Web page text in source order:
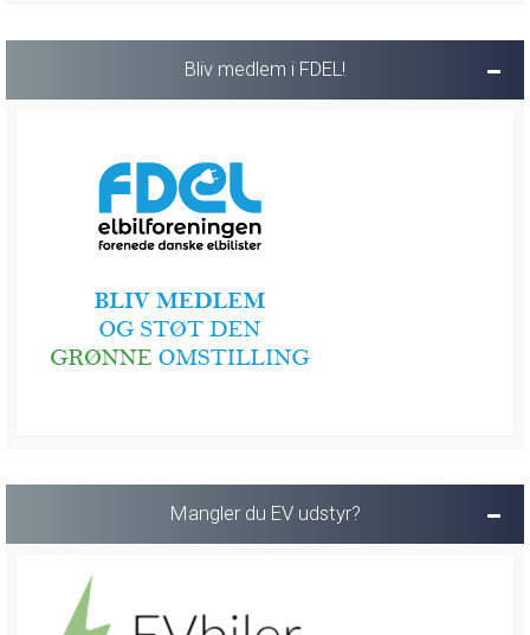
Bliv medlem i FDEL!
Mangler du EV udstyr?